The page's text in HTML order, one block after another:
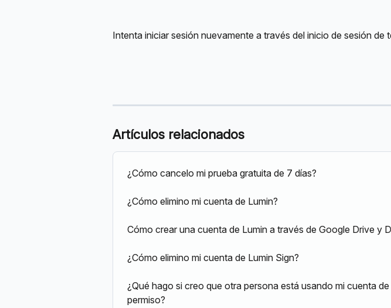
Intenta iniciar sesión nuevamente a través del inicio de sesión de
Artículos relacionados
¿Cómo cancelo mi prueba gratuita de 7 días?
¿Cómo elimino mi cuenta de Lumin?
Cómo crear una cuenta de Lumin a través de Google Drive y
¿Cómo elimino mi cuenta de Lumin Sign?
¿Qué hago si creo que otra persona está usando mi cuenta de
permiso?